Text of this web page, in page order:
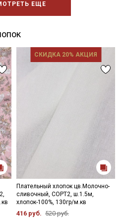
ЕЩЕ
СКИДКА 20% АКЦИЯ
Плательный хлопок цв.Молочно-
сливочный, СОРТ2, ш.1.5м,
хлопок-100%, 130гр/м.кв
416 руб. 520 руб.